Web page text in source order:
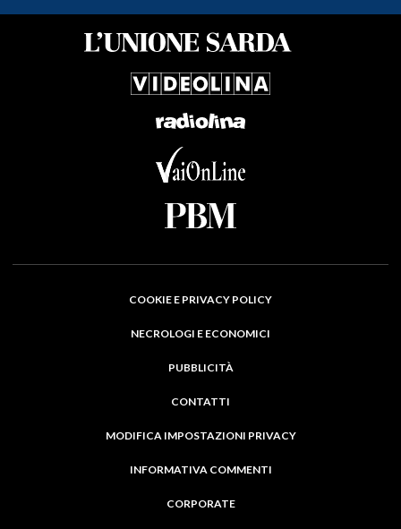
COOKIE E PRIVACY POLICY
NECROLOGI E ECONOMICI
PUBBLICITÀ
CONTATTI
MODIFICA IMPOSTAZIONI PRIVACY
INFORMATIVA COMMENTI
CORPORATE